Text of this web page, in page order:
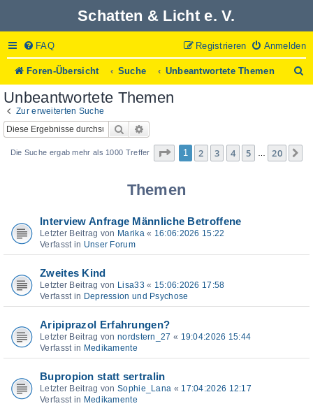
Schatten & Licht e. V.
FAQ Anmelden
Registrieren
Foren-Übersicht Suche Unbeantwortete Themen
u
Unbeantwortete Themen
Zur erweiterten Suche
Suche
Die Suche ergab mehr als 1000 Treffer Seite 1von 20
1 2 3 4 5 … 20
Themen
Interview Anfrage Männliche Betroffene
Letzter Beitrag von Marika« 16:06:2026 15:22
Verfasst in Unser Forum
Zweites Kind
Letzter Beitrag von Lisa33 « 15:06:2026 17:58
Verfasst in Depression und Psychose
Aripiprazol Erfahrungen?
Letzter Beitrag von nordstern_27 « 19:04:2026 15:44
Verfasst in Medikamente
Bupropion statt sertralin
Letzter Beitrag von Sophie_Lana « 17:04:2026 12:17
Verfasst in Medikamente